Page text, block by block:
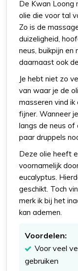
De Kwan Loong
olie die voor tal
Zo is de
duizeligheid,
neus, buikpijn
daarnaast ook
Je hebt niet zo
van waar je de
masseren vind
fijner. Wanneer
langs de neus of
paar druppels
Deze olie heeft
voornamelijk
eucalyptus.
geschikt. Toch
merk ik bij het
kan ademen.
Voordelen:
Voor veel
gebruiken